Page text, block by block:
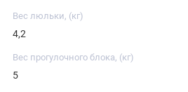
Вес люльки, (кг)
4,2
Вес прогулочного блока, (кг)
5